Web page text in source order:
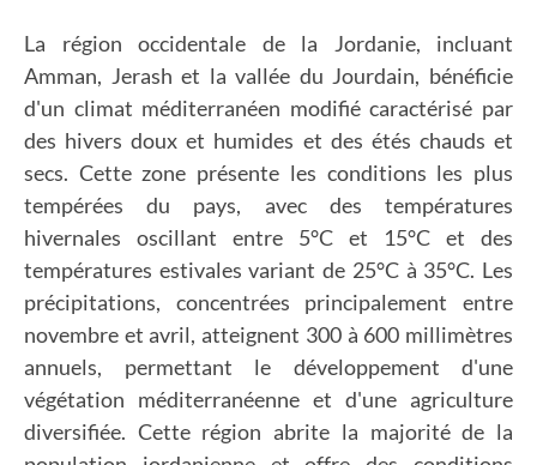
La région occidentale de la Jordanie, incluant
Amman, Jerash et la vallée du Jourdain, bénéficie
d'un climat méditerranéen modifié caractérisé par
des hivers doux et humides et des étés chauds et
secs. Cette zone présente les conditions les plus
tempérées du pays, avec des températures
hivernales oscillant entre 5°C et 15°C et des
températures estivales variant de 25°C à 35°C. Les
précipitations, concentrées principalement entre
novembre et avril, atteignent 300 à 600 millimètres
annuels, permettant le développement d'une
végétation méditerranéenne et d'une agriculture
diversifiée. Cette région abrite la majorité de la